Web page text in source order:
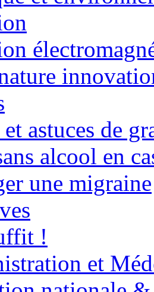
astuces de
alcool en
une migraine
!
et